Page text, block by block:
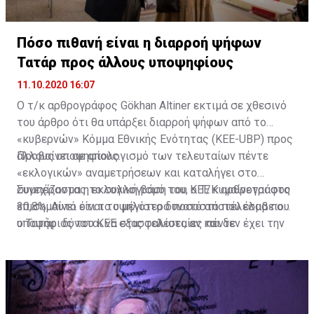
Πόσο πιθανή είναι η διαρροή ψήφων
Τατάρ προς άλλους υποψηφίους
11.10.2020 16:07
Ο τ/κ αρθρογράφος Gökhan Altiner εκτιμά σε χθεσινό
του άρθρο ότι θα υπάρξει διαρροή ψήφων από το
«κυβερνών» Κόμμα Εθνικής Ενότητας (KEE-UBP) προς
άλλους υποψηφίους.
Προβαίνει σε απολογισμό των τελευταίων πέντε
«εκλογικών» αναμετρήσεων και καταλήγει στο
συμπέρασμα η εκλογική βάση του ΚΕΕ κυμαίνεται στο
30,8%. Αυτό είναι το μέγιστο δυνατό αποτέλεσμα που
ο Τατάρ δύναται να εξασφαλίσει, αν και δεν έχει την
υποψήφιος του ΚΕΕ στις τελευταίες αναμετρήσεις.
Συνεχίζοντας το συλλογισμό του, ο Τ/Κ αρθρογράφος
επισημαίνει ότι το υψηλότερο ποσοστό που έλαβε ο
υποψήφιος του ΚΕΕ στις τελευταίες πέντε
χαμηλότερο 22,73%. Ο αρθρογράφος τονίζει ότι
πρόκειται για μια αμφίρροπη αναμέτρηση με ανοικτό
κάθε ενδεχόμενο.